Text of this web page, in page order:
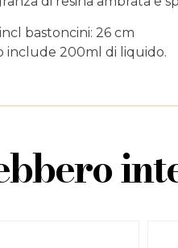
bastoncini: 26 cm
include 200ml di liquido.